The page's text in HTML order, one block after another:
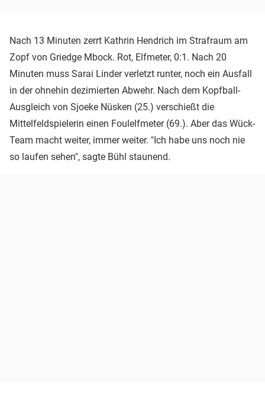
Nach 13 Minuten zerrt Kathrin Hendrich im Strafraum am
Zopf von Griedge Mbock. Rot, Elfmeter, 0:1. Nach 20
Minuten muss Sarai Linder verletzt runter, noch ein Ausfall
in der ohnehin dezimierten Abwehr. Nach dem Kopfball-
Ausgleich von Sjoeke Nüsken (25.) verschießt die
Mittelfeldspielerin einen Foulelfmeter (69.). Aber das Wück-
Team macht weiter, immer weiter. "Ich habe uns noch nie
so laufen sehen", sagte Bühl staunend.